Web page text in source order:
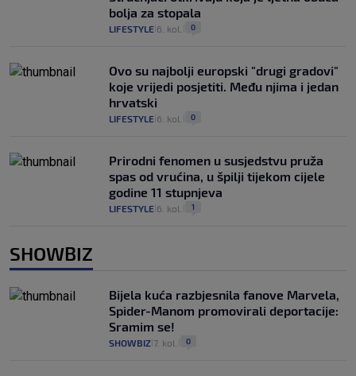
bolja za stopala
LIFESTYLE 6. kol. 0
Ovo su najbolji europski "drugi gradovi"
koje vrijedi posjetiti. Među njima i jedan
hrvatski
LIFESTYLE 6. kol. 0
Prirodni fenomen u susjedstvu pruža
spas od vrućina, u špilji tijekom cijele
godine 11 stupnjeva
LIFESTYLE 6. kol. 1
SHOWBIZ
Bijela kuća razbjesnila fanove Marvela,
Spider-Manom promovirali deportacije:
Sramim se!
SHOWBIZ 7. kol. 0